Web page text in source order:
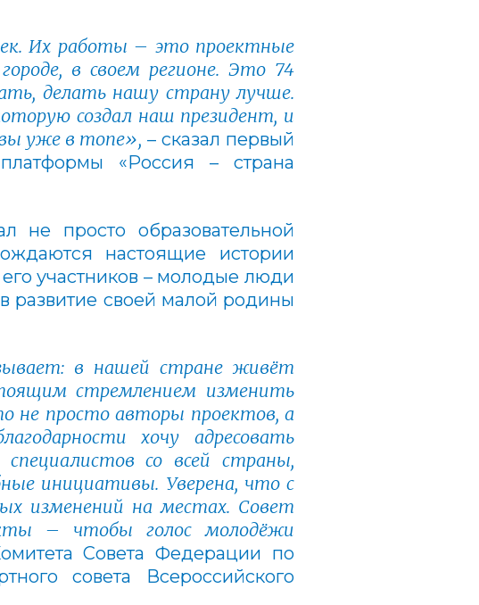
Их работы – это проектные
в своем регионе. Это 74
делать нашу страну лучше.
создал наш президент, и
вы уже в топе», – сказал первый
платформы «Россия – страна
не просто образовательной
настоящие истории
участников – молодые люди
развитие своей малой родины
в нашей стране живёт
стремлением изменить
не просто авторы проектов, а
хочу адресовать
со всей страны,
инициативы. Уверена, что с
изменений на местах. Совет
– чтобы голос молодёжи
Совета Федерации по
совета Всероссийского